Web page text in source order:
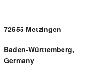
72555 Metzingen
Baden-Württemberg,
Germany